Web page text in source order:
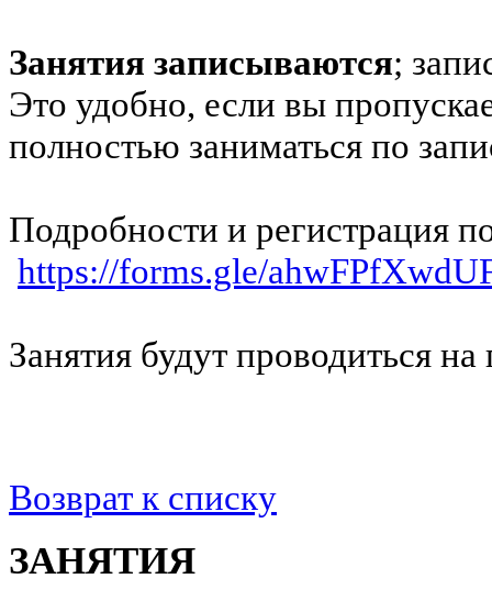
Занятия записываются;
Это удобно, если вы
полностью заниматься по
Подробности и регистрация
https://forms.gle/
Занятия будут проводиться
Возврат к списку
ЗАНЯТИЯ